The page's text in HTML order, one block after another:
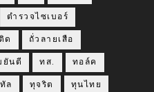
ตำรวจไซเบอร์
ด ถั่วลายเสือ
ยันตี ทส. ทอล์ค
ล ทุจริต ทุนไทย